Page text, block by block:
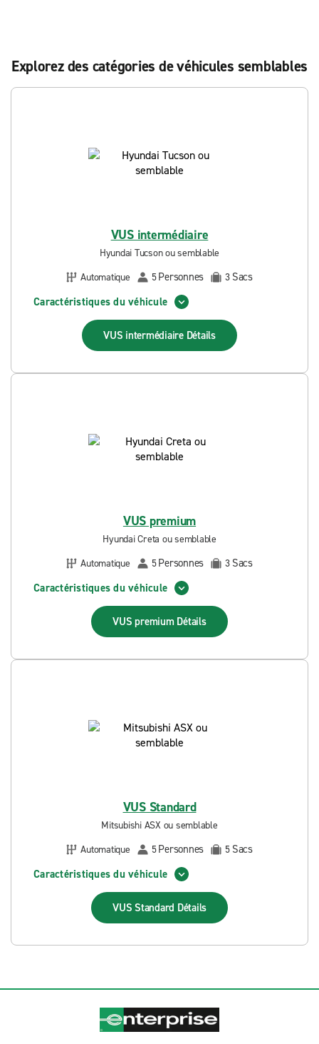
Explorez des catégories de véhicules semblables
VUS intermédiaire
Hyundai Tucson ou semblable
Automatique
5Personnes 3 Sacs
Caractéristiques du véhicule
VUS intermédiaire Détails
VUS premium
Hyundai Creta ou semblable
Automatique
5Personnes 3 Sacs
Caractéristiques du véhicule
VUS premium Détails
VUS Standard
Mitsubishi ASX ou semblable
Automatique
5Personnes 5 Sacs
Caractéristiques du véhicule
VUS Standard Détails